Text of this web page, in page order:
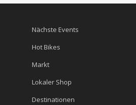
Nächste Events
Hot Bikes
Markt
Lokaler Shop
Destinationen